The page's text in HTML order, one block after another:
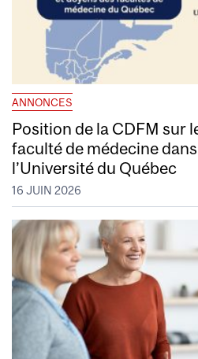
ANNONCES
Position de la CDFM sur
faculté de médecine
l’Université du Québec
16 JUIN 2026